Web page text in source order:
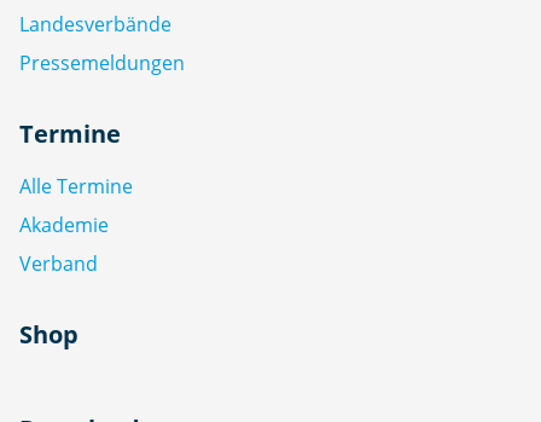
Landesverbände
Pressemeldungen
Termine
Alle Termine
Akademie
Verband
Shop